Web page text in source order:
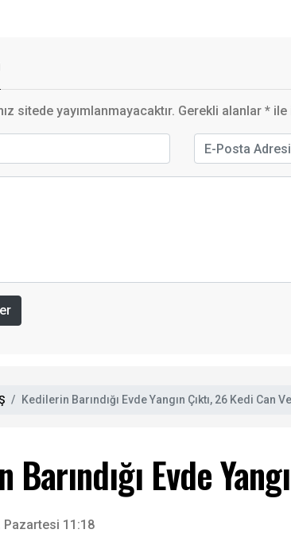
sitede yayımlanmayacaktır. Gerekli alanlar * ile
Kedilerin Barındığı Evde Yangın Çıktı, 26 Kedi Can
Evde
Pazartesi 11:18